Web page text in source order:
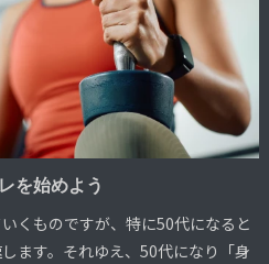
を始めよう
くものですが、特に50代になると
ます。それゆえ、50代になり「身